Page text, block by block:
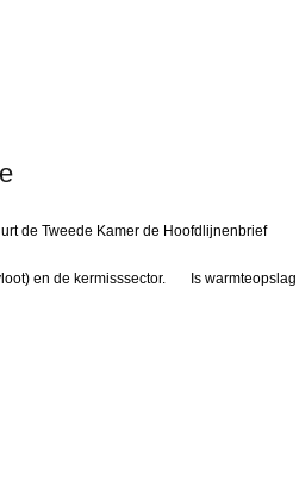
de Tweede Kamer de Hoofdlijnenbrief
en de kermisssector. Is warmteopslag